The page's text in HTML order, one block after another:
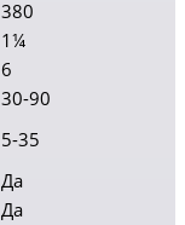
380
1¼
6
30-90
5-35
Да
Да